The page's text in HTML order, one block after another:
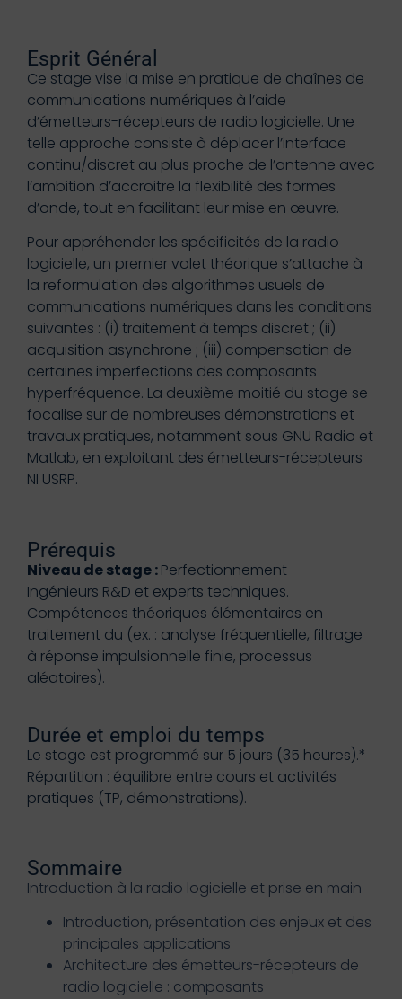
Esprit Général
Ce stage vise la mise en pratique de chaînes de
communications numériques à l’aide
d’émetteurs-récepteurs de radio logicielle. Une
telle approche consiste à déplacer l’interface
continu/discret au plus proche de l’antenne avec
l’ambition d’accroitre la flexibilité des formes
d’onde, tout en facilitant leur mise en œuvre.
Pour appréhender les spécificités de la radio
logicielle, un premier volet théorique s’attache à
la reformulation des algorithmes usuels de
communications numériques dans les conditions
suivantes : (i) traitement à temps discret ; (ii)
acquisition asynchrone ; (iii) compensation de
certaines imperfections des composants
hyperfréquence. La deuxième moitié du stage se
focalise sur de nombreuses démonstrations et
travaux pratiques, notamment sous GNU Radio et
Matlab, en exploitant des émetteurs-récepteurs
NI USRP.
Prérequis
Niveau de stage :Perfectionnement
Ingénieurs R&D et experts techniques.
Compétences théoriques élémentaires en
traitement du (ex. : analyse fréquentielle, filtrage
à réponse impulsionnelle finie, processus
aléatoires).
Durée et emploi du temps
Le stage est programmé sur 5 jours (35 heures).*
Répartition : équilibre entre cours et activités
pratiques (TP, démonstrations).
Sommaire
Introduction à la radio logicielle et prise en main
Introduction, présentation des enjeux et des
principales applications
Architecture des émetteurs-récepteurs de
radio logicielle : composants